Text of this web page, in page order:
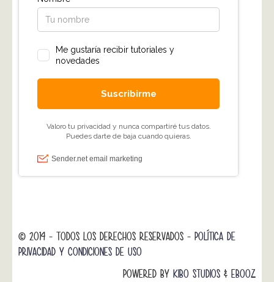
© 2014 - TODOS LOS DERECHOS RESERVADOS - POLÍTICA DE
PRIVACIDAD Y CONDICIONES DE USO
POWERED BY KIBO STUDIOS & EBOOZ